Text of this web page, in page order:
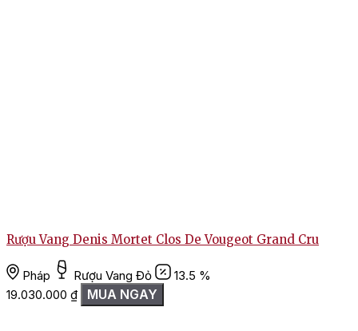
Rượu Vang Denis Mortet Clos De Vougeot Grand Cru
Pháp Rượu Vang Đỏ
13.5 %
19.030.000 ₫ MUA NGAY